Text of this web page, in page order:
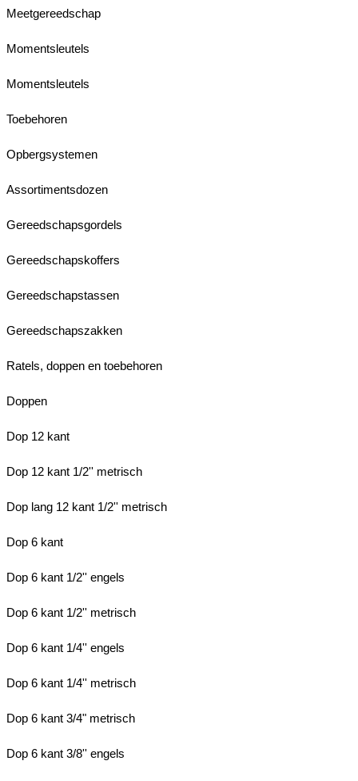
Meetgereedschap
Momentsleutels
Momentsleutels
Toebehoren
Opbergsystemen
Assortimentsdozen
Gereedschapsgordels
Gereedschapskoffers
Gereedschapstassen
Gereedschapszakken
Ratels, doppen en toebehoren
Doppen
Dop 12 kant
Dop 12 kant 1/2'' metrisch
Dop lang 12 kant 1/2'' metrisch
Dop 6 kant
Dop 6 kant 1/2'' engels
Dop 6 kant 1/2'' metrisch
Dop 6 kant 1/4'' engels
Dop 6 kant 1/4'' metrisch
Dop 6 kant 3/4" metrisch
Dop 6 kant 3/8'' engels